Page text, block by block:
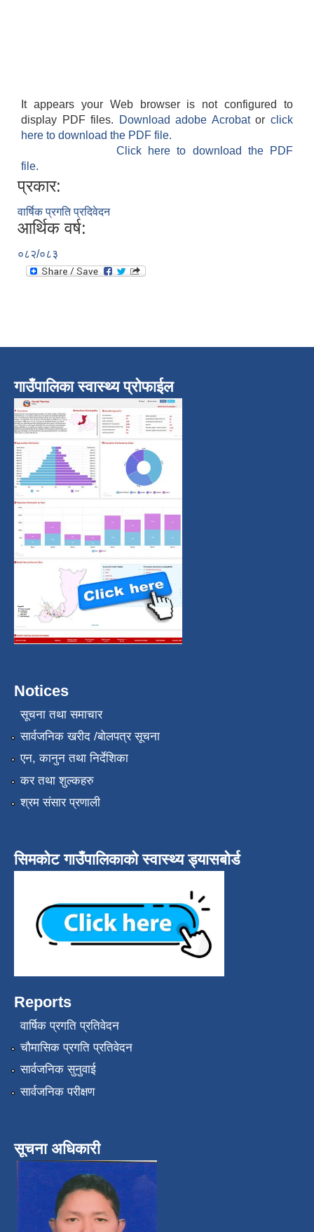
It appears your Web browser is not configured to
display PDF files.
Download adobe Acrobatorclick
here to download the PDF file.
Click here to download the PDF
file.
प्रकार:
वार्षिक प्रगति प्रदिवेदन
आर्थिक वर्ष:
०८२/०८३
गाउँपालिका स्वास्थ्य प्रोफाईल
Notices
सूचना तथा समाचार
सार्वजनिक खरीद /बोलपत्र सूचना
एन, कानुन तथा निर्देशिका
कर तथा शुल्कहरु
श्रम संसार प्रणाली
सिमकोट गाउँपालिकाको स्वास्थ्य ड्यासबोर्ड
Reports
वार्षिक प्रगति प्रतिवेदन
चौमासिक प्रगति प्रतिवेदन
सार्वजनिक सुनुवाई
सार्वजनिक परीक्षण
सूचना अधिकारी